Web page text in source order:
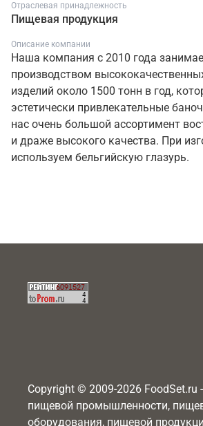
Отраслевая принадлежность
Пищевая продукция
Описание компании
Наша компания с 2010 года
производством
изделий около 1500 тонн в год,
эстетически привлекательные
нас очень большой ассортимент
и драже высокого качества. При
используем бельгийскую глазурь.
Copyright © 2009-2026 FoodSet.ru
пищевой промышленности,
оборудования, пищевой